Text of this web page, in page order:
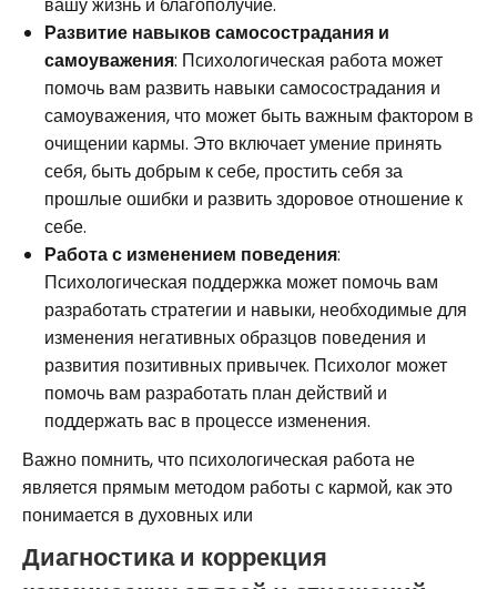
Развитие навыков самосострадания и
самоуважения: Психологическая работа может
помочь вам развить навыки самосострадания и
самоуважения, что может быть важным фактором в
очищении кармы. Это включает умение принять
себя, быть добрым к себе, простить себя за
прошлые ошибки и развить здоровое отношение к
себе.
Работа с изменением поведения:
Психологическая поддержка может помочь вам
разработать стратегии и навыки, необходимые для
изменения негативных образцов поведения и
развития позитивных привычек. Психолог может
помочь вам разработать план действий и
поддержать вас в процессе изменения.
Важно помнить, что психологическая работа не
является прямым методом работы с кармой, как это
понимается в духовных или
Диагностика и коррекция